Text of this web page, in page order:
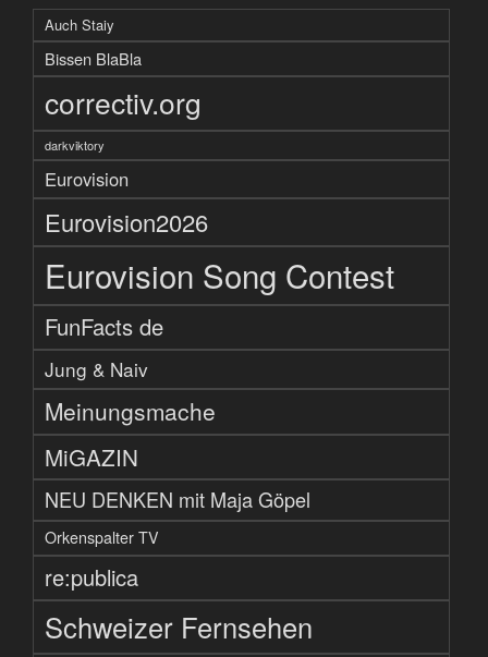
Auch Staiy
Bissen BlaBla
correctiv.org
darkviktory
Eurovision
Eurovision2026
Eurovision Song Contest
FunFacts de
Jung & Naiv
Meinungsmache
MiGAZIN
NEU DENKEN mit Maja Göpel
Orkenspalter TV
re:publica
Schweizer Fernsehen